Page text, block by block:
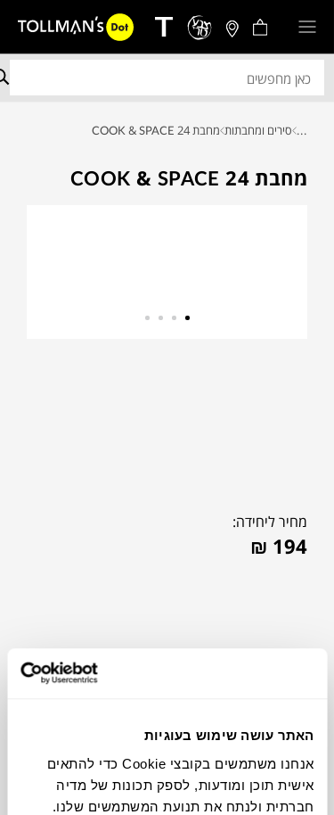
האתר עושה שימוש בעוגיות
אנחנו משתמשים בקובצי Cookie כדי להתאים
אישית תוכן ומודעות, לספק תכונות של מדיה
חברתית ולנתח את תנועת המשתמשים שלנו.
... סירים ומחבתות מחבת 24 COOK & SPACE
מחבת 24 COOK & SPACE
מחיר ליחידה:
₪ 194
תוכלו למצוא אותי ב: